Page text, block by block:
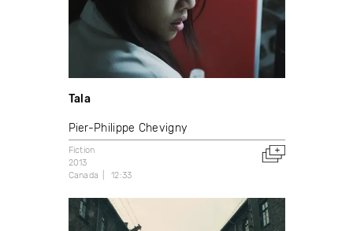
Tala
Pier-Philippe Chevigny
Fiction
2013
Canada
12:33